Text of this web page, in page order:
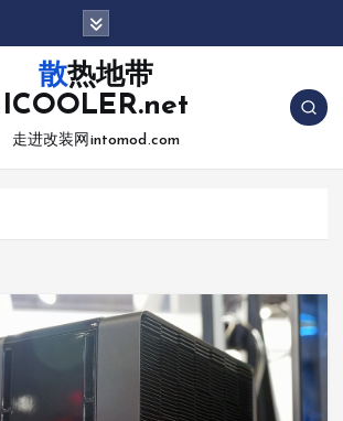
散热地带
ICOOLER.net
走进改装网intomod.com